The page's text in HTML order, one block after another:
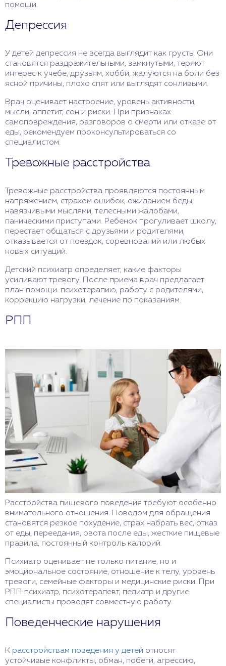
помощи.
Депрессия
У детей депрессия не всегда выглядит как грусть. Они
становятся раздражительными, замкнутыми, теряют
интерес к учебе, друзьям, хобби, жалуются на боли без
ясной причины, плохо спят или выглядят сонливыми.
Врач оценивает настроение, уровень активности,
мысли, аппетит, сон и риски. При признаках
самоповреждения, разговоров о смерти или отказе от
еды, рекомендуем проконсультироваться со
специалистом.
Тревожные расстройства
Тревожные расстройства проявляются постоянным
напряжением, страхом ошибок, ожиданием беды,
навязчивыми мыслями, телесными жалобами,
паническими приступами. Ребенок прогуливает школу,
перестает общаться с друзьями и родителями,
отказывается от поездок, соревнований или любых
новых ситуаций.
Детский психиатр определяет, какие факторы
усиливают тревогу. После приема врач предлагает
план помощи: психотерапию, работу с родителями,
коррекцию нагрузки, лечение по показаниям.
РПП
Расстройства пищевого поведения требуют особенно
внимательного отношения. Поводом для обращения
становятся резкое похудение, страх набрать вес, отказ
от еды, переедания, рвота после еды, жесткие пищевые
правила, постоянный контроль калорий.
Психиатр оценивает не только питание, но и
эмоциональное состояние, отношение к телу, уровень
тревоги, семейные факторы и медицинские риски. При
РПП психиатр, психотерапевт, педиатр и другие
специалисты проводят совместную работу.
Поведенческие нарушения
К расстройствам поведения у детей относят
устойчивые конфликты, обман, побеги, агрессию,